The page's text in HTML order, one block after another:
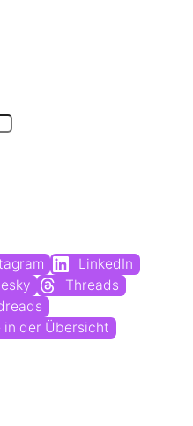
LinkedIn
Threads
in der Übersicht